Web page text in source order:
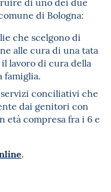
di Bologna:
che scelgono di
alle cura di una tata
lavoro di cura della
famiglia.
conciliativi che
dai genitori con
età compresa fra i 6 e
.